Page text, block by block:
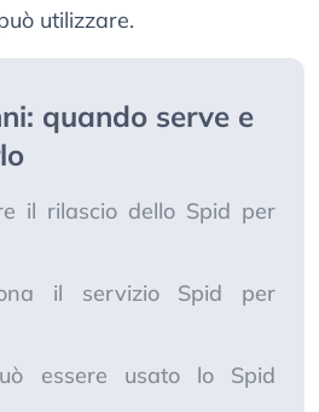
utilizzare.
quando serve e
il rilascio dello Spid per
il servizio Spid per
essere usato lo Spid